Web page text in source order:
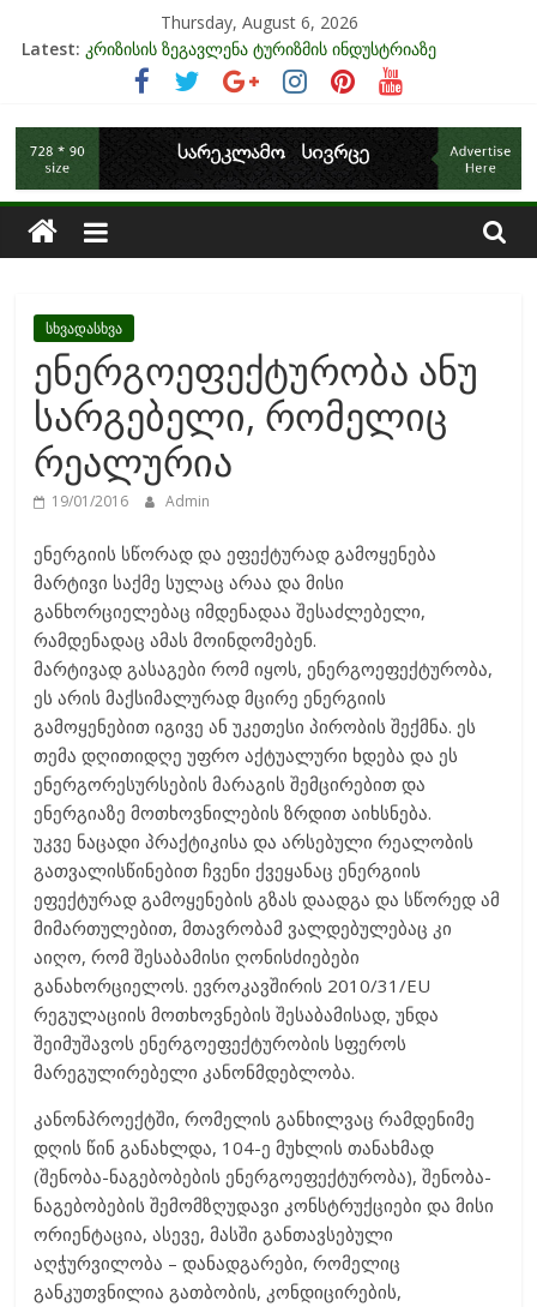
Thursday, August 6, 2026
Latest: კრიზისის ზეგავლენა ტურიზმის ინდუსტრიაზე
მიგრაციისა და ეკონომიკის ურთიერთკავშირი
EU-ის კანდიდატის სტატუსის ეკონომიკური სარგებელი
უძრავი ქონების ბაზარი საქართველოში
ინფლაცია და საქართველო
საქართველოს
ეკონომიკა
სხვადასხვა
ენერგოეფექტურობა ანუ
სარგებელი, რომელიც
რეალურია
19/01/2016 Admin
ენერგიის სწორად და ეფექტურად გამოყენება
მარტივი საქმე სულაც არაა და მისი
განხორციელებაც იმდენადაა შესაძლებელი,
რამდენადაც ამას მოინდომებენ.
მარტივად გასაგები რომ იყოს, ენერგოეფექტურობა,
ეს არის მაქსიმალურად მცირე ენერგიის
გამოყენებით იგივე ან უკეთესი პირობის შექმნა. ეს
თემა დღითიდღე უფრო აქტუალური ხდება და ეს
ენერგორესურსების მარაგის შემცირებით და
ენერგიაზე მოთხოვნილების ზრდით აიხსნება.
უკვე ნაცადი პრაქტიკისა და არსებული რეალობის
გათვალისწინებით ჩვენი ქვეყანაც ენერგიის
ეფექტურად გამოყენების გზას დაადგა და სწორედ ამ
მიმართულებით, მთავრობამ ვალდებულებაც კი
აიღო, რომ შესაბამისი ღონისძიებები
განახორციელოს. ევროკავშირის 2010/31/EU
რეგულაციის მოთხოვნების შესაბამისად, უნდა
შეიმუშავოს ენერგოეფექტურობის სფეროს
მარეგულირებელი კანონმდებლობა.
კანონპროექტში, რომელის განხილვაც რამდენიმე
დღის წინ განახლდა, 104-ე მუხლის თანახმად
(შენობა-ნაგებობების ენერგოეფექტურობა), შენობა-
ნაგებობების შემომზღუდავი კონსტრუქციები და მისი
ორიენტაცია, ასევე, მასში განთავსებული
აღჭურვილობა – დანადგარები, რომელიც
განკუთვნილია გათბობის, კონდიცირების,